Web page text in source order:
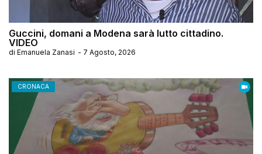
Guccini, domani a Modena sarà lutto cittadino.
VIDEO
di Emanuela Zanasi - 7 Agosto, 2026
CRONACA